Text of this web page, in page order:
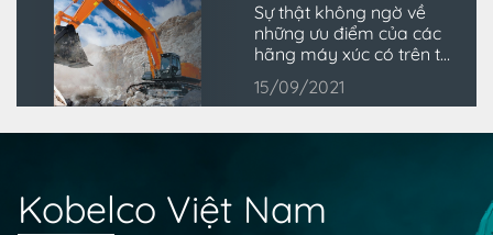
Sự thật không ngờ về
những ưu điểm của các
hãng máy xúc có trên thị
trường hiện nay
15/09/2021
Kobelco Việt Nam